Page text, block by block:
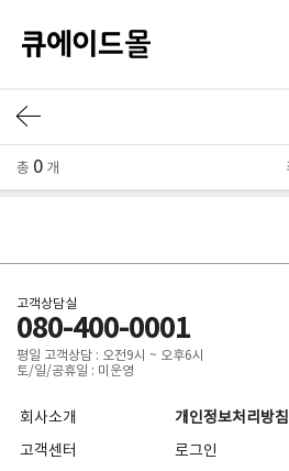
총 0 개
고객상담실
080-400-0001
평일 고객상담 : 오전9시 ~ 오후6시
토/일/공휴일 : 미운영
회사소개 개인정보처리방침
고객센터
로그인